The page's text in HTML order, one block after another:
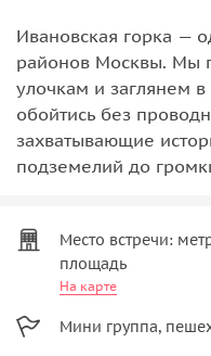
Ивановская горка —
районов Москвы. Мы
улочкам и заглянем
обойтись без
захватывающие
подземелий до
Место встречи:
площадь
На карте
Мини группа,